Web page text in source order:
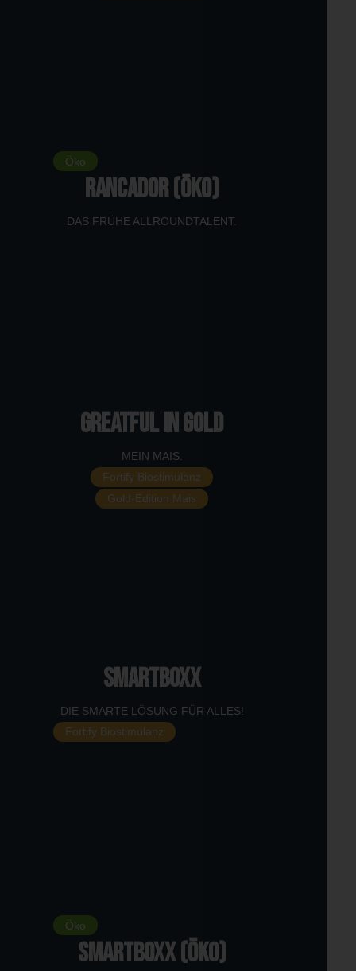
Öko
RANCADOR (Öko)
DAS FRÜHE ALLROUNDTALENT.
GREATFUL in GOLD
MEIN MAIS.
Fortify Biostimulanz
Gold-Edition Mais
SMARTBOXX
DIE SMARTE LÖSUNG FÜR ALLES!
Fortify Biostimulanz
Öko
SMARTBOXX (Öko)